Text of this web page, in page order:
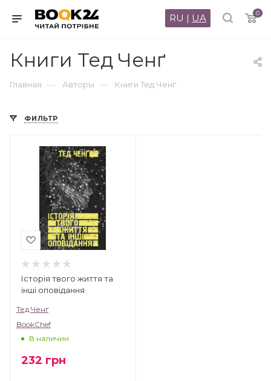
0
RU | UA
Книги Тед Ченґ
Главная — Авторы — Книги Тед Ченґ
ФИЛЬТР
Історія твого життя та
інші оповідання
Тед Ченґ
BookChef
В наличии
232 грн